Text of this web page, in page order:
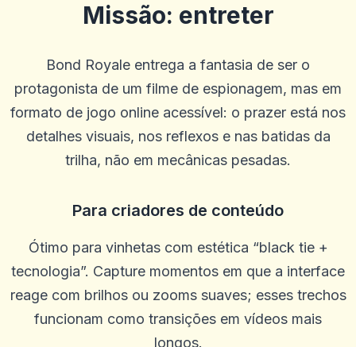
Missão: entreter
Bond Royale entrega a fantasia de ser o
protagonista de um filme de espionagem, mas em
formato de jogo online acessível: o prazer está nos
detalhes visuais, nos reflexos e nas batidas da
trilha, não em mecânicas pesadas.
Para criadores de conteúdo
Ótimo para vinhetas com estética “black tie +
tecnologia”. Capture momentos em que a interface
reage com brilhos ou zooms suaves; esses trechos
funcionam como transições em vídeos mais
longos.
Pierre Smith
2025-10-22 03:17:19
A grande experiência com atendimento ao cliente para qualquer
0
J
2025-10-15 07:14:12
Ótimo atendimento ao cliente ajudando com depósito criptográfico
H
2025-10-03 11:10:46
Eles trabalham bem com as pessoas